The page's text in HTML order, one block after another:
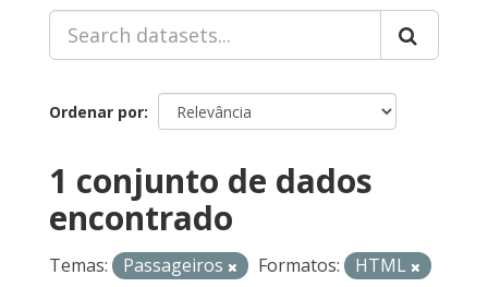
Ordenar por
1 conjunto de dados
encontrado
Temas: Passageiros Formatos:
HTML